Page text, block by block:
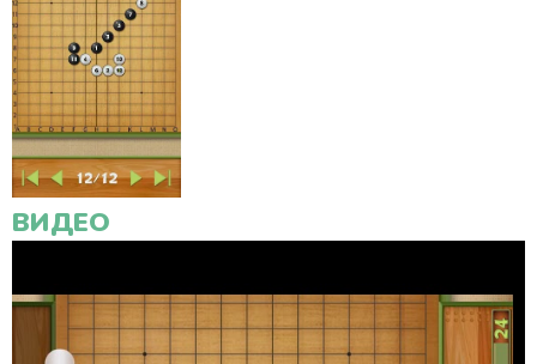
ВИДЕО